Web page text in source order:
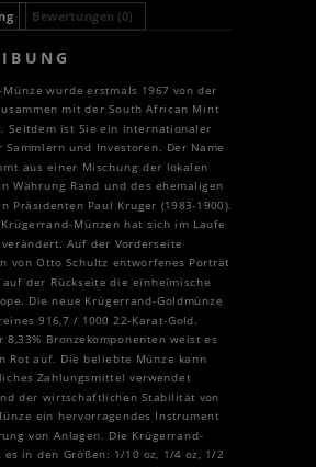
Bewertungen (0)
wurde erstmals 1967 von der
mit der South African Mint
Seitdem ist Sie ein internationaler
Sammlern und Investoren. Der Name
aus einer Mischung der lokalen
Währung Rand und des ehemaligen
Präsidenten Paul Kruger (1983-1900).
Münzen hat sich im Laufe
Auf der Vorderseite
von Otto Schultz entworfenes Porträt
der Rückseite die einheimische
Die neue Krügerrand-Goldmünze
916,7 / 1000 22-Karat-Gold.
8,33% Bronzekomponenten weist es
Rot auf. Die beliebte Münze kann
Zahlungsmittel verwendet
der wirtschaftlichen Stabilität von
ein hervorragendes Instrument
von Anlagen. Die Krügerrand-
in den Größen: 1/10 oz, 1/4 oz, 1/2